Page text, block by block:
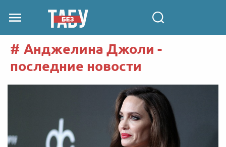
Анджелина Джоли -
последние новости